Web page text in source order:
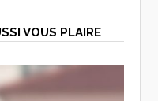
VOUS PLAIRE